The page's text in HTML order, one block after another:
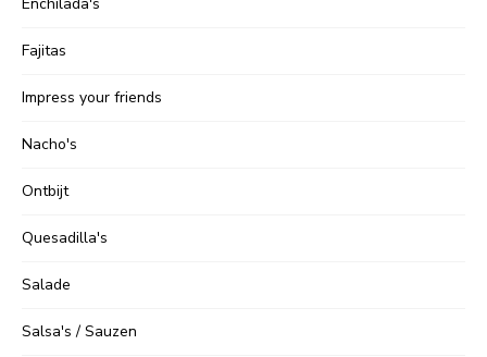
Fajitas
Impress your friends
Nacho's
Ontbijt
Quesadilla's
Salade
Salsa's / Sauzen